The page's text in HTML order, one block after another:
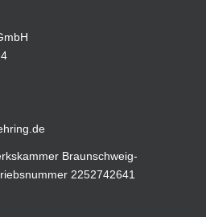
Braunschweig-
2252742641